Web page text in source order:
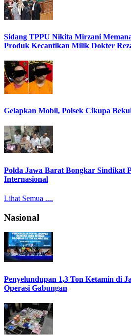
Sidang TPPU Nikita Mirzani
Produk Kecantikan Milik Dokter
Gelapkan Mobil, Polsek Cikupa
Polda Jawa Barat Bongkar Sindikat
Internasional
Lihat Semua ....
Nasional
Penyelundupan 1,3 Ton Ketamin di
Operasi Gabungan